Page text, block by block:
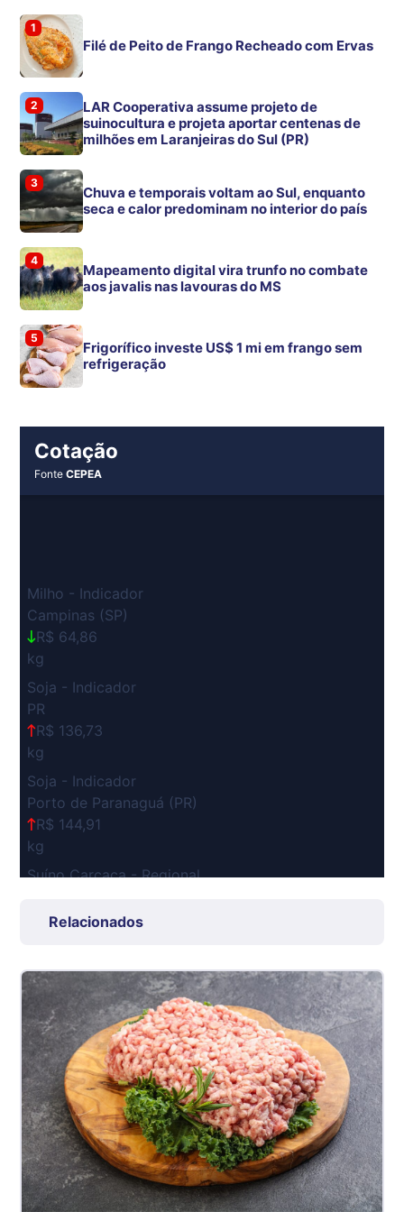
1
Filé de Peito de Frango Recheado com Ervas
2
LAR Cooperativa assume projeto de
suinocultura e projeta aportar centenas de
milhões em Laranjeiras do Sul (PR)
3
Chuva e temporais voltam ao Sul, enquanto
seca e calor predominam no interior do país
4
Mapeamento digital vira trunfo no combate
aos javalis nas lavouras do MS
5
Frigorífico investe US$ 1 mi em frango sem
refrigeração
Cotação
FonteCEPEA
Milho - Indicador
Campinas (SP)
R$ 64,86
kg
Soja - Indicador
PR
R$ 136,73
kg
Soja - Indicador
Porto de Paranaguá (PR)
R$ 144,91
kg
Suíno Carcaça - Regional
R$ 7,53
Suíno - Estadual
SP
R$ 5,08
kg
Suíno - Estadual
MG
R$ 5,07
kg
Suíno - Estadual
PR
R$ 4,53
Relacionados